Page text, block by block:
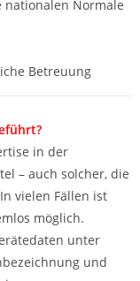
Normale
Betreuung
in der
– auch solcher, die
vielen Fällen ist
möglich.
unter
und